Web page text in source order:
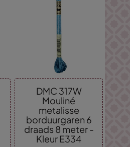
DMC 317W
Mouliné
metalisse
borduurgaren 6
draads 8 meter -
Kleur E334